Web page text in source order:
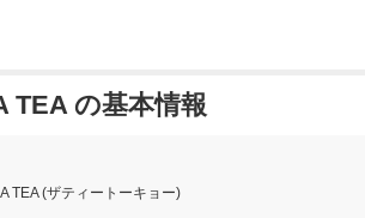
TEA の基本情報
TEA (ザティートーキョー)